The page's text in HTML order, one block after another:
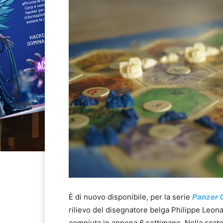
È di nuovo disponibile, per la serie Panzer
rilievo del disegnatore belga Philippe